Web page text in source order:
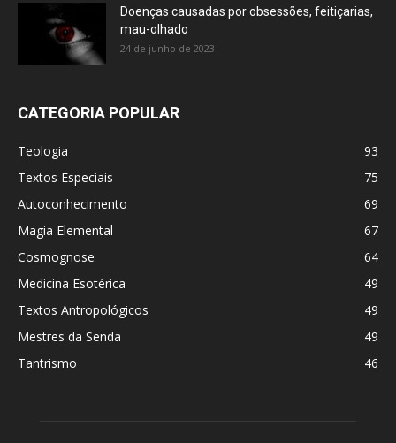
Doenças causadas por obsessões, feitiçarias,
mau-olhado
24 de junho de 2023
CATEGORIA POPULAR
Teologia
93
Textos Especiais
75
Autoconhecimento
69
Magia Elemental
67
Cosmognose
64
Medicina Esotérica
49
Textos Antropológicos
49
Mestres da Senda
49
Tantrismo
46